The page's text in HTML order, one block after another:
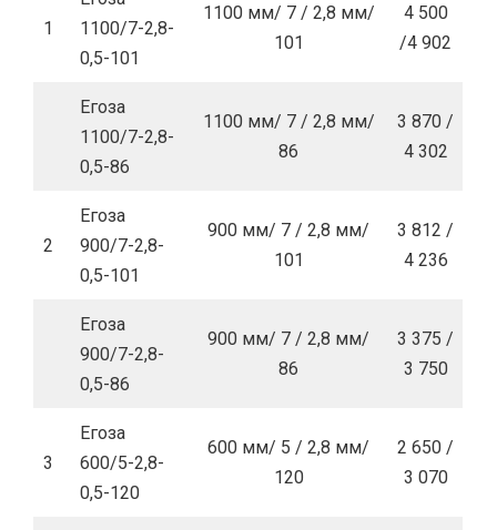
1
1100/7-2,8-
0,5-101
1100 мм/ 7 / 2,8 мм/
101
4 500
/4 902
Егоза
1100/7-2,8-
0,5-86
1100 мм/ 7 / 2,8 мм/
86
3 870 /
4 302
2
Егоза
900/7-2,8-
0,5-101
900 мм/ 7 / 2,8 мм/
101
3 812 /
4 236
Егоза
900/7-2,8-
0,5-86
900 мм/ 7 / 2,8 мм/
86
3 375 /
3 750
3
Егоза
600/5-2,8-
0,5-120
600 мм/ 5 / 2,8 мм/
120
2 650 /
3 070